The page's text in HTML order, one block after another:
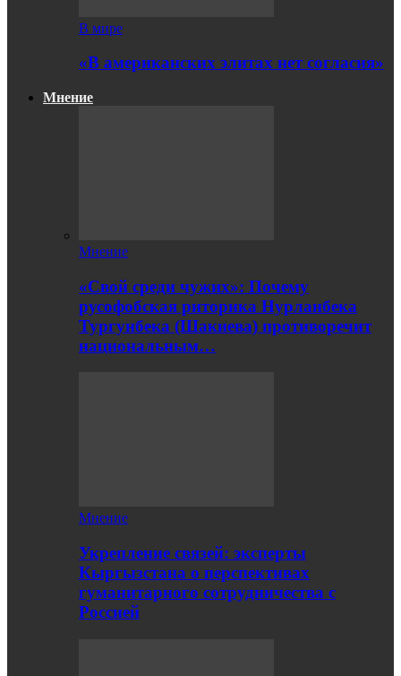
В мире
«В американских элитах нет согласия»
Мнение
Мнение
«Свой среди чужих»: Почему
русофобская риторика Нурланбека
Тургунбека (Шакиева) противоречит
национальным…
Мнение
Укрепление связей: эксперты
Кыргызстана о перспективах
гуманитарного сотрудничества с
Россией